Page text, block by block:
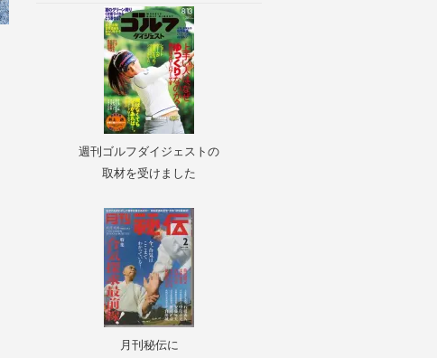
週刊ゴルフダイジェストの
取材を受けました
月刊秘伝に